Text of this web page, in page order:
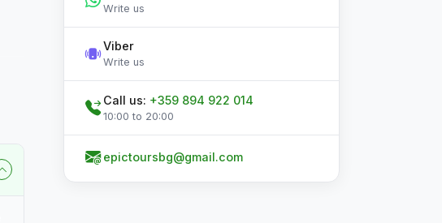
Write us
Viber
Write us
Call us: +359 894 922 014
10:00 to 20:00
epictoursbg@gmail.com